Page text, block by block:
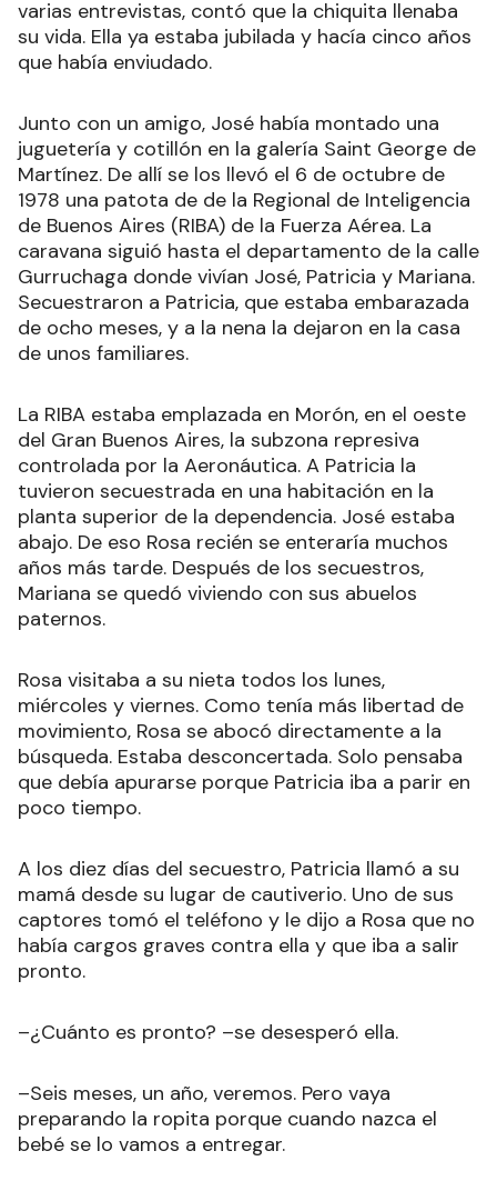
varias entrevistas, contó que la chiquita llenaba
su vida. Ella ya estaba jubilada y hacía cinco años
que había enviudado.
Junto con un amigo, José había montado una
juguetería y cotillón en la galería Saint George de
Martínez. De allí se los llevó el 6 de octubre de
1978 una patota de de la Regional de Inteligencia
de Buenos Aires (RIBA) de la Fuerza Aérea. La
caravana siguió hasta el departamento de la calle
Gurruchaga donde vivían José, Patricia y Mariana.
Secuestraron a Patricia, que estaba embarazada
de ocho meses, y a la nena la dejaron en la casa
de unos familiares.
La RIBA estaba emplazada en Morón, en el oeste
del Gran Buenos Aires, la subzona represiva
controlada por la Aeronáutica. A Patricia la
tuvieron secuestrada en una habitación en la
planta superior de la dependencia. José estaba
abajo. De eso Rosa recién se enteraría muchos
años más tarde. Después de los secuestros,
Mariana se quedó viviendo con sus abuelos
paternos.
Rosa visitaba a su nieta todos los lunes,
miércoles y viernes. Como tenía más libertad de
movimiento, Rosa se abocó directamente a la
búsqueda. Estaba desconcertada. Solo pensaba
que debía apurarse porque Patricia iba a parir en
poco tiempo.
A los diez días del secuestro, Patricia llamó a su
mamá desde su lugar de cautiverio. Uno de sus
captores tomó el teléfono y le dijo a Rosa que no
había cargos graves contra ella y que iba a salir
pronto.
–¿Cuánto es pronto? –se desesperó ella.
–Seis meses, un año, veremos. Pero vaya
preparando la ropita porque cuando nazca el
bebé se lo vamos a entregar.